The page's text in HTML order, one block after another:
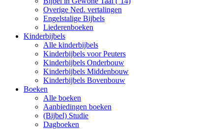
Overige Ned. vertalingen
Engelstalige Bijbels
Liederenboeken
Kinderbijbels
Alle kinderbijbels
Kinderbijbels voor Peuters
Kinderbijbels Onderbouw
Kinderbijbels Middenbouw
Kinderbijbels Bovenbouw
Boeken
Alle boeken
Aanbiedingen boeken
(Bijbel) Studie
Dagboeken